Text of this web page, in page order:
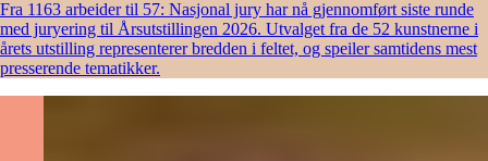
Fra 1163 arbeider til 57: Nasjonal jury har nå gjennomført siste runde
med juryering til Årsutstillingen 2026. Utvalget fra de 52 kunstnerne i
årets utstilling representerer bredden i feltet, og speiler samtidens mest
presserende tematikker.